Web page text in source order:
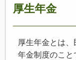
厚生年金
厚生年金とは
年金制度のこ